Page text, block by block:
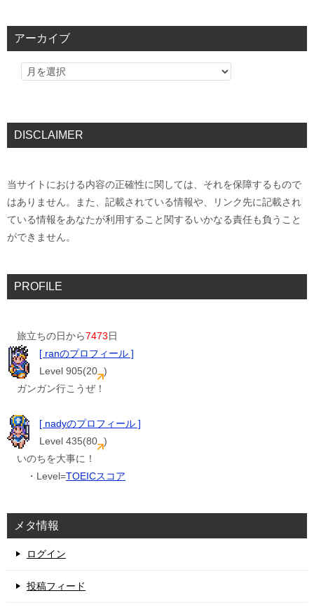
アーカイブ
DISCLAIMER
当サイトにおける内容の正確性に関しては、それを保障するもので
はありません。また、記載されている情報や、リンク先に記載され
ている情報をあなたが利用すること関するいかなる責任も負うこと
ができません。
PROFILE
旅立ちの日から7473日
[ ranのプロフィール ]
Level 905(20 )
ガンガン行こうぜ！
[ nadyのプロフィール ]
Level 435(80 )
いのちを大事に！
・Level=TOEICスコア
メタ情報
ログイン
投稿フィード